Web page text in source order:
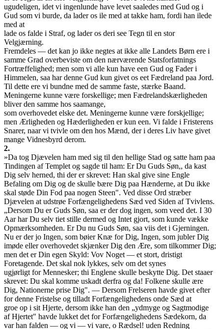
ugudeligen, idet vi ingenlunde have levet saaledes med Gud og i
Gud som vi burde, da lader os ile med at takke ham, fordi han ilede
med at
lade os falde i Straf, og lader os deri see Tegn til en stor
Velgjærning.
Fremdeles — det kan jo ikke negtes at ikke alle Landets Børn ere i
samme Grad overbeviste om den nærværende Statsforfatnings
Fortræffelighed; men som vi alle kun have een Gud og Fader i
Himmelen, saa har denne Gud kun givet os eet Fædreland paa Jord.
Til dette ere vi bundne med de samme faste, stærke Baand.
Meningerne kunne være forskellige; men Fædrelandskærligheden
bliver den samme hos saamange,
som overhovedet elske det. Meningerne kunne være forskjellige;
men Ærligheden og Hæderligheden er kun een. Vi falde i Fristerens
Snarer, naar vi tvivle om den hos Mænd, der i deres Liv have givet
mange Vidnesbyrd derom.
2.
»Da tog Djævelen ham med sig til den hellige Stad og satte ham paa
Tindingen af Templet og sagde til ham: Er Du Guds Søn,, da kast
Dig selv herned, thi der er skrevet: Han skal give sine Engle
Befaling om Dig og de skulle bære Dig paa Hænderne, at Du ikke
skal støde Din Fod paa nogen Steen". Ved disse Ord stræber
Djævelen at udstrøe Forfængelighedens Sæd ved Siden af Tvivlens.
„Dersom Du er Guds Søn, saa er der dog ingen, som veed det. I 30
Aar har Du selv tiet stille dermed og Intet gjort, som kunde vække
Opmærksomheden. Er Du nu Guds Søn, saa viis det i Gjerningen.
Nu er der jo Ingen, som bøier Knæ for Dig, Ingen, som jubler Dig
imøde eller overhovedet skjænker Dig den Ære, som tilkommer Dig;
men det er Din egen Skyld: Vov Noget — et stort, dristigt
Foretagende. Det skal nok lykkes, selv om det synes
ugjørligt for Mennesker; thi Englene skulle beskytte Dig. Det staaer
skrevet: Du skal komme uskadt derfra og da! Folkene skulle ære
Dig, Nationerne prise Dig". — Dersom Frelseren havde givet efter
for denne Fristelse og tilladt Forfængelighedens onde Sæd at
groe op i sit Hjerte, dersom ikke han den „ydmyge og Sagtmodige
af Hjertet" havde lukket det for Forfængelighedens Sædekorn, da
var han falden — og vi — vi vare, o Rædsel! uden Redning